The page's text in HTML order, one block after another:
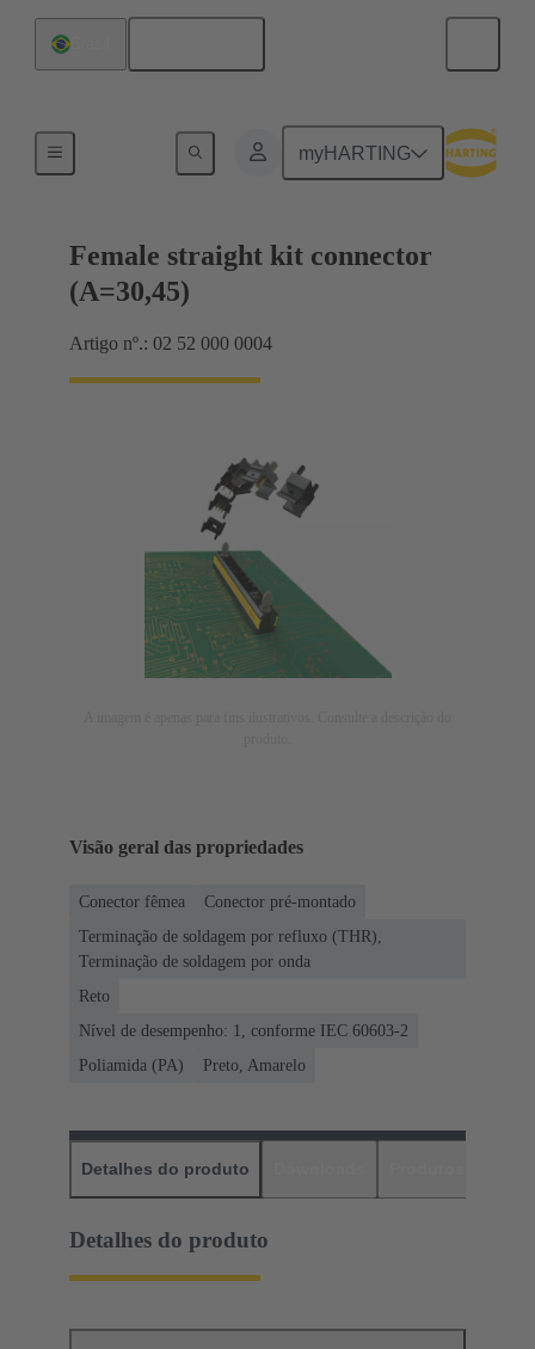
myHARTING
Conexão da placa-mãe para placa-filha
Female straight kit connector
(A=30,45)
Artigo nº.: 02 52 000 0004
Visão geral das propriedades
Conector fêmea
Conector pré-montado
Terminação de soldagem por refluxo (THR),
Terminação de soldagem por onda
Reto
Nível de desempenho: 1, conforme IEC 60603-2
Poliamida (PA)
Preto, Amarelo
Detalhes do produto
Detalhes do produto